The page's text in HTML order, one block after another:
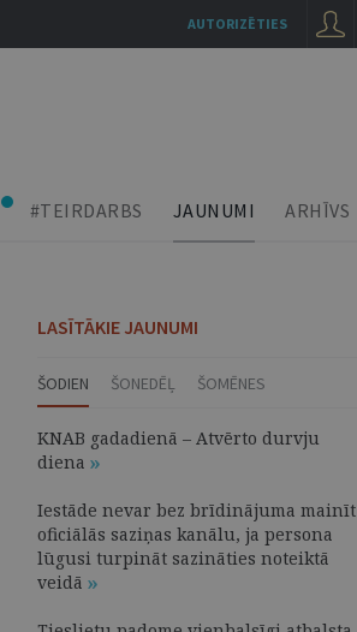
#TEIRDARBS JAUNUMI ARHĪVS
LASĪTĀKIE JAUNUMI
ŠODIEN ŠONEDĒĻ ŠOMĒNES
KNAB gadadienā – Atvērto durvju
diena
Iestāde nevar bez brīdinājuma mainīt
oficiālās saziņas kanālu, ja persona
lūgusi turpināt sazināties noteiktā
veidā
AUTORIZĒTIES